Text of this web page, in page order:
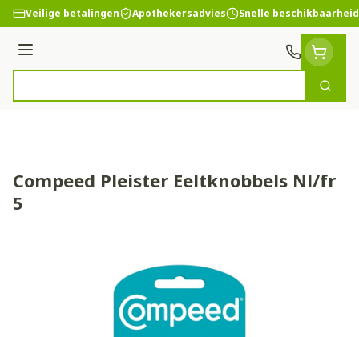
Ga naar de inhoud
Veilige betalingen Apothekersadvies Snelle beschikbaarheid
Menu
Zoek
Compeed Pleister Eeltknobbels Nl/fr
5